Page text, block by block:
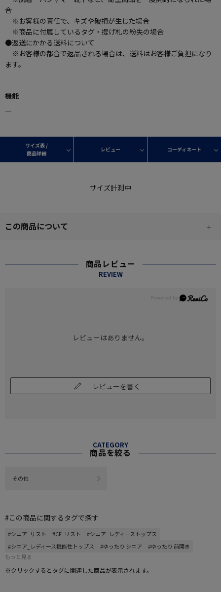
合
※お客様の責任で、キズや破損が生じた場合
※商品に付属しているタグ・提げ札の紛失の場合
●返送にかかる送料について
※お客様の都合で返品される場合は、送料はお客様ご負担になり
ます。
機能
―
サイズ表 /
商品詳細
レビュー コーディネート
サイズ計測中
この商品について
商品レビュー
REVIEW
レビューはありません。
レビューを書く
CATEGORY
商品を絞る
その他
#この商品に関するタグで探す
#シニア_リスト #CF_リスト
#シニア_レディーストップス
#シニア_レディース機能性トップス
#ゆったり シニア
#ゆったり 前開き
もっと見る
※クリックするとタグに関連した商品が表示されます。